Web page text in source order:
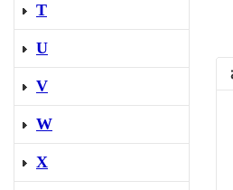
T
U
V
W
X